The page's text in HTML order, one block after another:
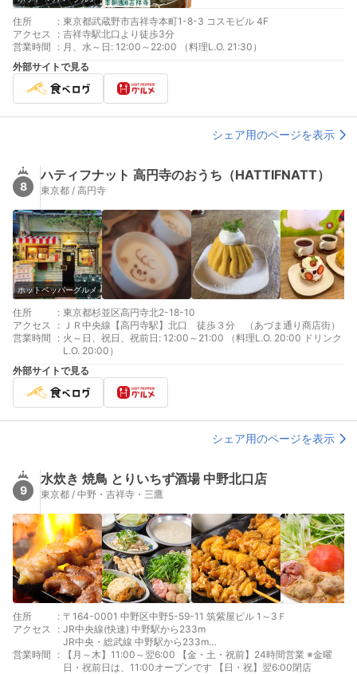
住所 : 東京都武蔵野市吉祥寺本町1-8-3 コスモビル 4F
アクセス
: 吉祥寺駅北口より徒歩3分
営業時間
: 月、水～日: 12:00～22:00 （料理L.O. 21:30）
外部サイトで見る
シェア用のページを表示
8
ハティフナット 高円寺のおうち（HATTIFNATT）
東京都 / 高円寺
ホットペッパーグルメ
住所 : 東京都杉並区高円寺北2-18-10
アクセス
: ＪＲ中央線【高円寺駅】北口 徒歩３分 （あづま通り商店街）
営業時間
: 火～日、祝日、祝前日: 12:00～21:00 （料理L.O. 20:00 ドリンク
L.O. 20:00）
外部サイトで見る
シェア用のページを表示
9
水炊き 焼鳥 とりいちず酒場 中野北口店
東京都 / 中野・吉祥寺・三鷹
住所 : 〒164-0001 中野区中野5-59-11 筑紫屋ビル 1～3Ｆ
アクセス
: JR中央線(快速) 中野駅から233m
JR中央・総武線 中野駅から233m
東京メトロ東西線 中野駅から233m
営業時間 :
【月～木】11:00～翌6:00 【金・土・祝前】24時間営業 ※金曜
日・祝前日は、11:00オープンです 【日・祝】翌6:00閉店